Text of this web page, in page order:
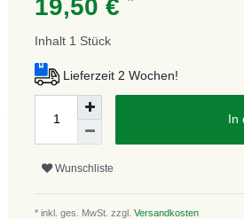
19,50 €
Inhalt 1 Stück
Lieferzeit 2 Wochen!
In
Wunschliste
* inkl. ges. MwSt. zzgl. Versandkosten